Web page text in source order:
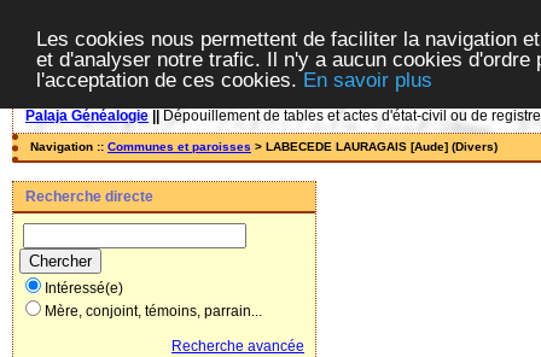
Les cookies nous permettent de faciliter la navigation
et d'analyser notre trafic. Il n'y a aucun cookies d'ordre
l'acceptation de ces cookies. En savoir plus
Palaja Généalogie Dépouillement de tables et actes d'état-civil ou de
Navigation :: Communes et paroisses > LABECEDE LAURAGAIS [Aude] (Divers)
Recherche directe
Intéressé(e)
Mère, conjoint, témoins, parrain...
Recherche avancée